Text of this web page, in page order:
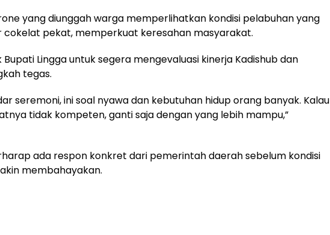
yang diunggah warga memperlihatkan kondisi pelabuhan yang
cokelat pekat, memperkuat keresahan masyarakat.
Lingga untuk segera mengevaluasi kinerja Kadishub dan
tegas.
seremoni, ini soal nyawa dan kebutuhan hidup orang banyak. Kalau
tidak kompeten, ganti saja dengan yang lebih mampu,”
ada respon konkret dari pemerintah daerah sebelum kondisi
membahayakan.